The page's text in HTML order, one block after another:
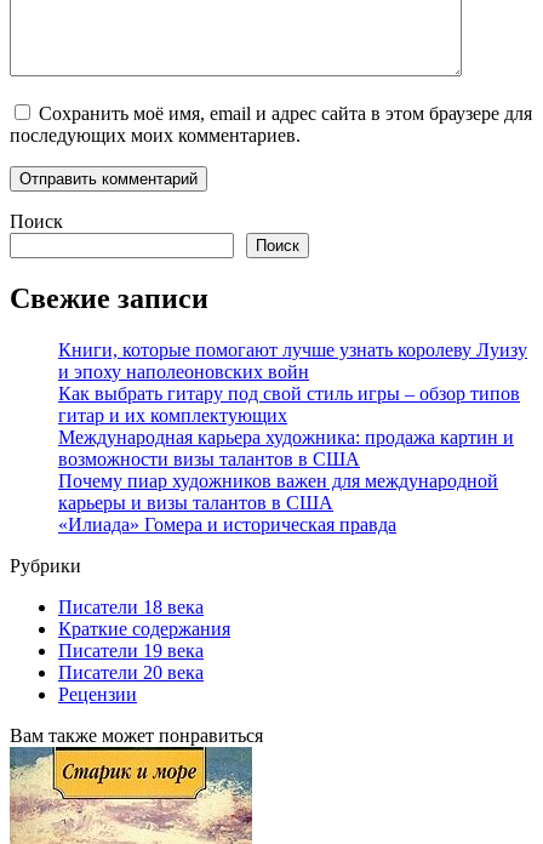
Сохранить моё имя, email и адрес сайта в этом браузере для
последующих моих комментариев.
Поиск
Поиск
Свежие записи
Книги, которые помогают лучше узнать королеву Луизу
и эпоху наполеоновских войн
Как выбрать гитару под свой стиль игры – обзор типов
гитар и их комплектующих
Международная карьера художника: продажа картин и
возможности визы талантов в США
Почему пиар художников важен для международной
карьеры и визы талантов в США
«Илиада» Гомера и историческая правда
Рубрики
Писатели 18 века
Краткие содержания
Писатели 19 века
Писатели 20 века
Рецензии
Вам также может понравиться